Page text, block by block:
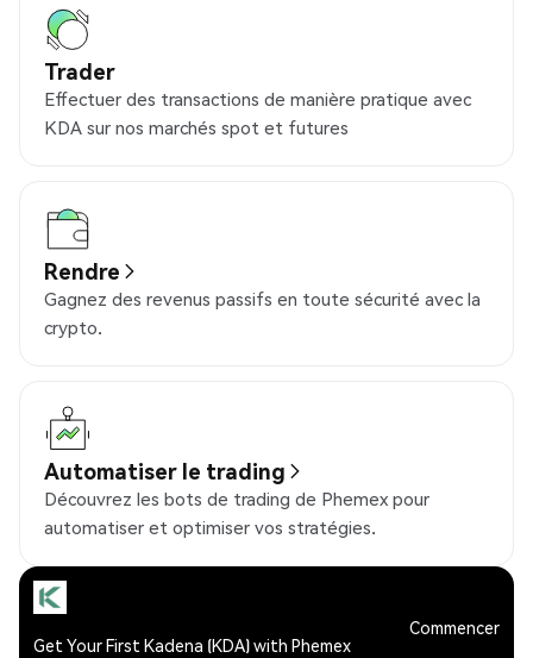
Trader
Effectuer des transactions de manière pratique avec
KDA sur nos marchés spot et futures
Rendre
Gagnez des revenus passifs en toute sécurité avec la
crypto.
Automatiser le trading
Découvrez les bots de trading de Phemex pour
automatiser et optimiser vos stratégies.
Get Your First Kadena (KDA) with Phemex
Commencer